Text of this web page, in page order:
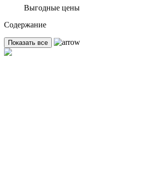
Выгодные цены
Содержание
Показать все